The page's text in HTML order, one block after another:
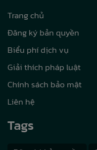
Trang chủ
Đăng ký bản quyền
Biểu phí dịch vụ
Giải thích pháp luật
Chính sách bảo mật
Liên hệ
Tags